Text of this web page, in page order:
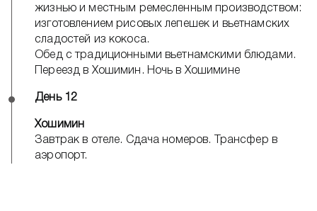
жизнью и местным ремесленным производством:
изготовлением рисовых лепешек и вьетнамских
сладостей из кокоса.
Обед с традиционными вьетнамскими блюдами.
Переезд в Хошимин. Ночь в Хошимине
День 12
Хошимин
Завтрак в отеле. Сдача номеров. Трансфер в
аэропорт.